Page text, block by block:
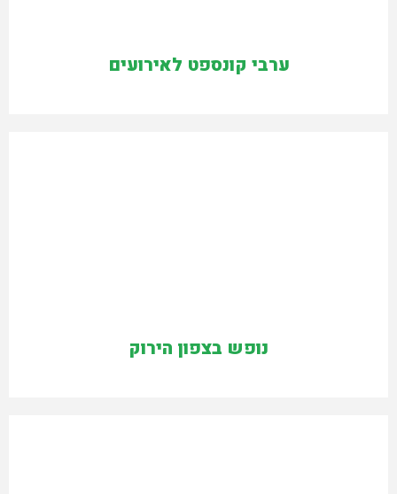
ערבי קונספט לאירועים
נופש בצפון הירוק